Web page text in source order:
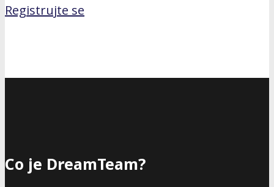
Registrujte se
Co je DreamTeam?